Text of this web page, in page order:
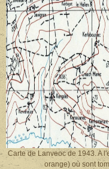
Carte de Lanveoc de 1943. A
orange) où sont